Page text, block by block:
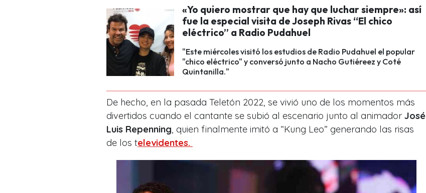
«Yo quiero mostrar que hay que luchar siempre»: así
fue la especial visita de Joseph Rivas “El chico
eléctrico” a Radio Pudahuel
"Este miércoles visitó los estudios de Radio Pudahuel el popular
"chico eléctrico" y conversó junto a Nacho Gutiéreez y Coté
Quintanilla."
De hecho, en la pasada Teletón 2022, se vivió uno de los momentos más
divertidos cuando el cantante se subió al escenario junto al animador José
Luis Repenning , quien finalmente imitó a “Kung Leo” generando las risas
de los televidentes.